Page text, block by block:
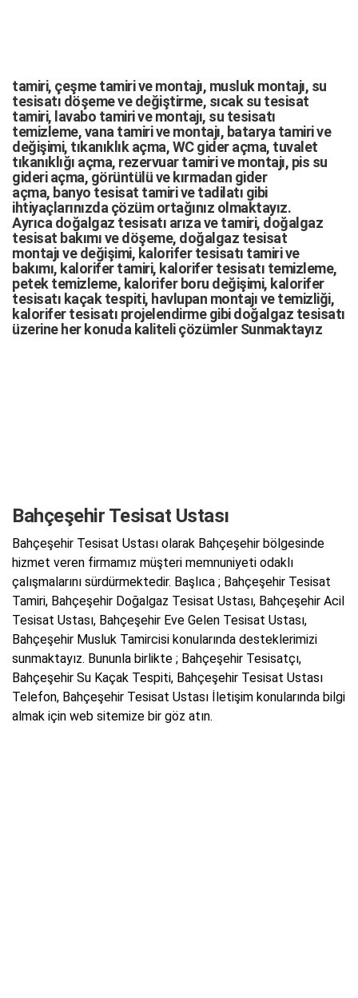
tamiri, çeşme tamirivemontajı, musluk montajı, su
tesisatı döşemeve değiştirme, sıcak su tesisat
tamiri, lavabo tamirivemontajı, su tesisatı
temizleme,vana tamirivemontajı, batarya tamirive
değişimi, tıkanıklık açma,WC gider açma, tuvalet
tıkanıklığı açma, rezervuar tamirive montajı, pis su
gideri açma, görüntülü ve kırmadan gider
açma, banyo tesisat tamirivetadilatı gibi
ihtiyaçlarınızda çözüm ortağınız olmaktayız.
Ayrıca doğalgaz tesisatı arızave tamiri, doğalgaz
tesisat bakımıve döşeme, doğalgaz tesisat
montajıve değişimi, kalorifer tesisatı tamiri ve
bakımı, kalorifer tamiri, kalorifer tesisatı temizleme,
petek temizleme, kalorifer boru değişimi, kalorifer
tesisatı kaçak tespiti, havlupan montajı ve temizliği,
kalorifer tesisatı projelendirme gibi d oğalgaz tesisatı
üzerine her konuda kaliteli çözümler Sunmaktayız
Bahçeşehir Tesisat Ustası
Bahçeşehir Tesisat Ustası olarak Bahçeşehir bölgesinde
hizmet veren firmamız müşteri memnuniyeti odaklı
çalışmalarını sürdürmektedir. Başlıca ; Bahçeşehir Tesisat
Tamiri, Bahçeşehir Doğalgaz Tesisat Ustası, Bahçeşehir Acil
Tesisat Ustası, Bahçeşehir Eve Gelen Tesisat Ustası,
Bahçeşehir Musluk Tamircisi konularında desteklerimizi
sunmaktayız. Bununla birlikte ; Bahçeşehir Tesisatçı,
Bahçeşehir Su Kaçak Tespiti, Bahçeşehir Tesisat Ustası
Telefon, Bahçeşehir Tesisat Ustası İletişim konularında bilgi
almak için web sitemize bir göz atın.